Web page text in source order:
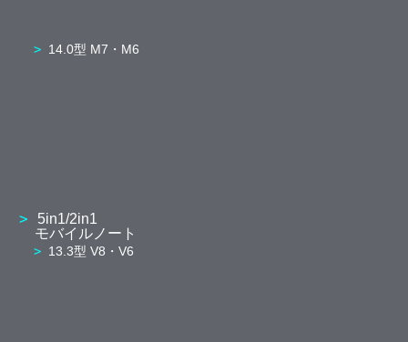
14.0型 M7・M6
5in1/2in1
モバイルノート
13.3型 V8・V6